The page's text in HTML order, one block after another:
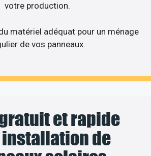
votre production.
matériel adéquat pour un ménage
de vos panneaux.
et rapide
de